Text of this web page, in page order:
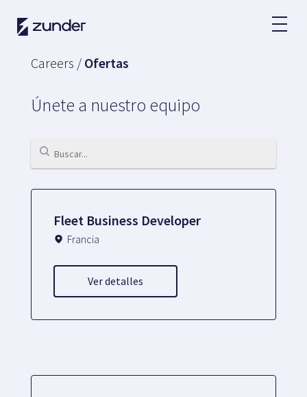
ES
App de Zunder
Administraciones
Acuerdos
Careers / Ofertas
Únete a nuestro equipo
Fleet Business Developer
Francia
Ver detalles